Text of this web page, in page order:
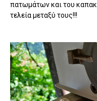
πατωμάτων και του
τελεία μεταξύ τους!!!